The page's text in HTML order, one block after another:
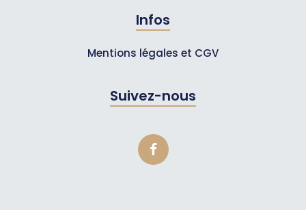
Infos
Mentions légales et CGV
Suivez-nous